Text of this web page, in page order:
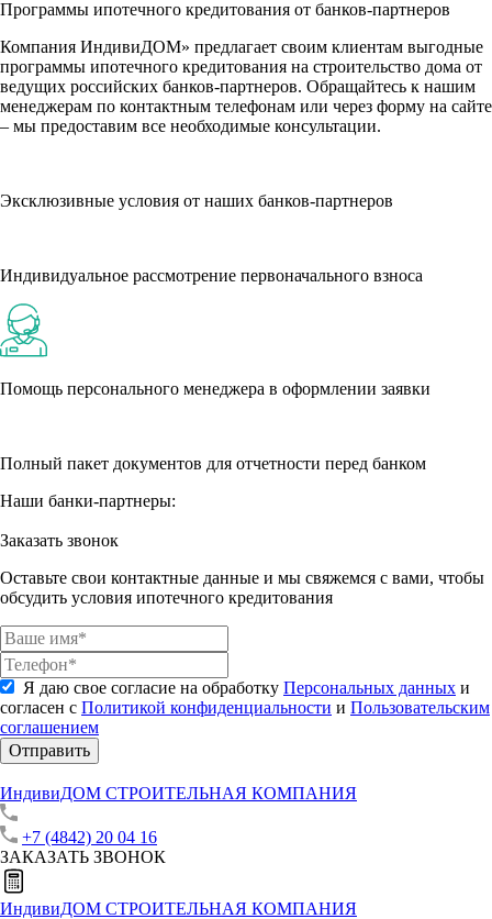
Программы ипотечного кредитования от банков-партнеров
Компания ИндивиДОМ» предлагает своим клиентам выгодные
программы ипотечного кредитования на строительство дома от
ведущих российских банков-партнеров. Обращайтесь к нашим
менеджерам по контактным телефонам или через форму на сайте
– мы предоставим все необходимые консультации.
Эксклюзивные условия от наших банков-партнеров
Индивидуальное рассмотрение первоначального взноса
Помощь персонального менеджера в оформлении заявки
Полный пакет документов для отчетности перед банком
Наши банки-партнеры:
Заказать звонок
Оставьте свои контактные данные и мы свяжемся с вами, чтобы
обсудить условия ипотечного кредитования
Я даю свое согласие на обработку Персональных данных и
согласен с Политикой конфиденциальности и Пользовательским
соглашением
Отправить
ИндивиДОМ СТРОИТЕЛЬНАЯ КОМПАНИЯ
+7 (4842) 20 04 16
ЗАКАЗАТЬ ЗВОНОК
ИндивиДОМ СТРОИТЕЛЬНАЯ КОМПАНИЯ